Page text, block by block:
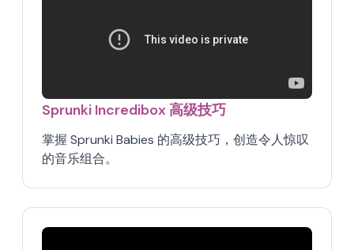
Sprunki Incredibox 高级技巧
掌握 Sprunki Babies 的高级技巧，创造令人惊叹
的音乐组合。